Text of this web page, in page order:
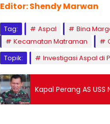
Editor: Shendy Marwan
Tag: Aspal Bina
Kecamatan Matraman
Topik:
Investigasi Aspal di
Kapal Perang AS